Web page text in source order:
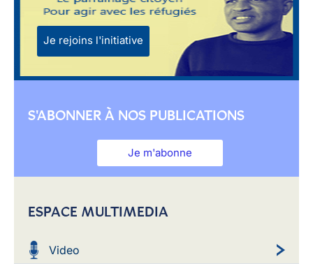
Je rejoins l'initiative
S'ABONNER À NOS PUBLICATIONS
Je m'abonne
ESPACE MULTIMEDIA
Video